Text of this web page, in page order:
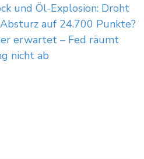
und Öl-Explosion: Droht
auf 24.700 Punkte?
erwartet – Fed räumt
nicht ab